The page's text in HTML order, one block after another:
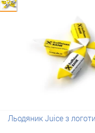
Льодяник Juice з